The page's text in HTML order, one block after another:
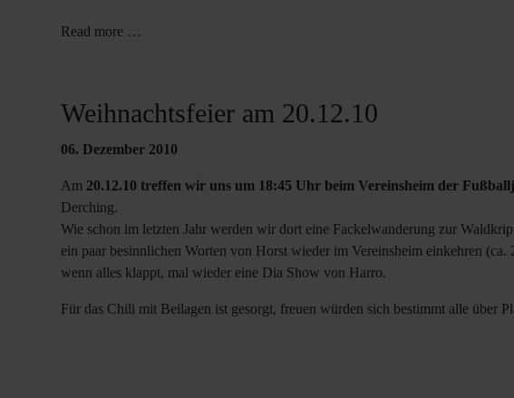
Read more …
Weihnachtsfeier am 20.12.10
06. Dezember 2010
Am 20.12.10 treffen wir uns um 18:45 Uhr beim Vereinsheim der
Derching.
Wie schon im letzten Jahr werden wir dort eine Fackelwanderung zur
ein paar besinnlichen Worten von Horst wieder im Vereinsheim einkehren
wenn alles klappt, mal wieder eine Dia Show von Harro.
Für das Chili mit Beilagen ist gesorgt, freuen würden sich bestimmt alle über